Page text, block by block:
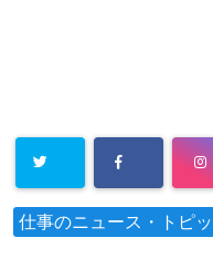
仕事のニュース・トピ